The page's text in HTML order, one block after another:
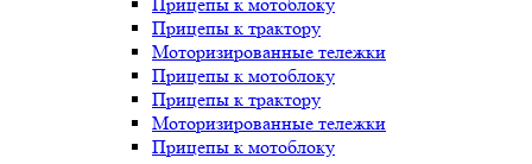
Прицепы к трактору
Моторизированные тележки
Прицепы к мотоблоку
Прицепы к трактору
Моторизированные тележки
Прицепы к мотоблоку